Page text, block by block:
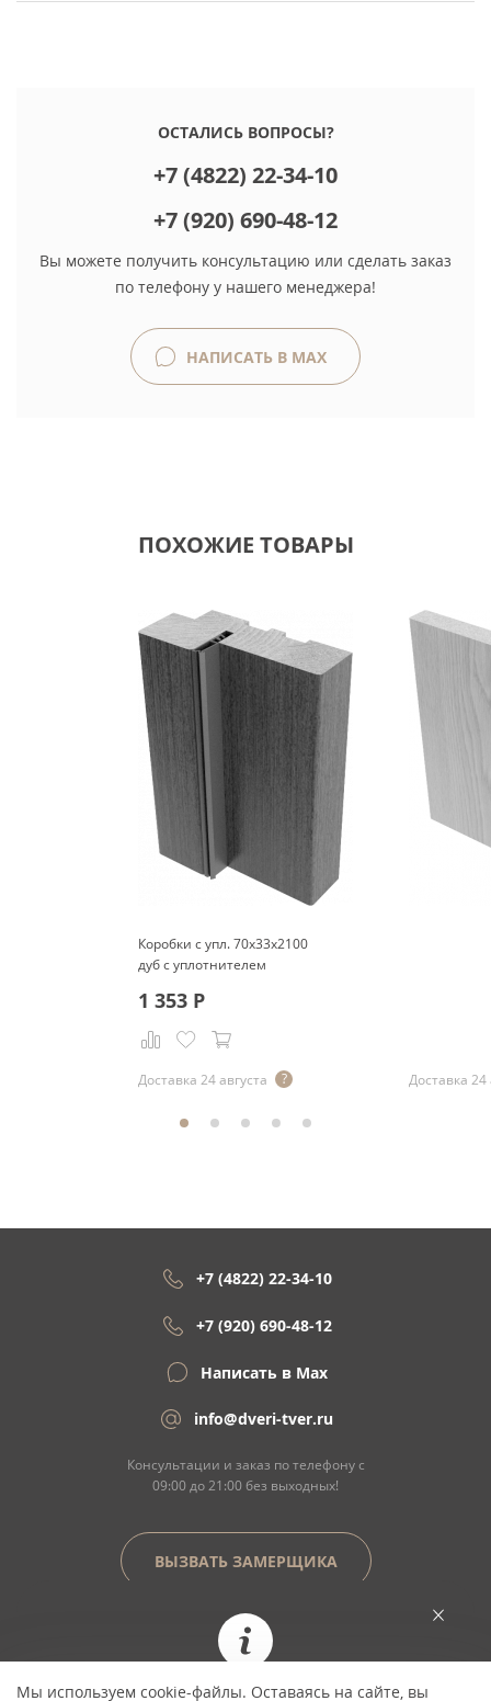
ОСТАЛИСЬ ВОПРОСЫ?
+7 (4822) 22-34-10
+7 (920) 690-48-12
Вы можете получить консультацию или сделать заказ
по телефону у нашего менеджера!
НАПИСАТЬ В MAX
ПОХОЖИЕ ТОВАРЫ
Коробки с упл. 70x33x2100
дуб с уплотнителем
1 353 Р
Доставка 24 августа Доставка 24
+7 (4822) 22-34-10
+7 (920) 690-48-12
Написать в Max
info@dveri-tver.ru
Консультации и заказ по телефону с
09:00 до 21:00 без выходных!
ВЫЗВАТЬ ЗАМЕРЩИКА
Сайт не является договором оферты
Мы используем cookie-файлы. Оставаясь на сайте, вы